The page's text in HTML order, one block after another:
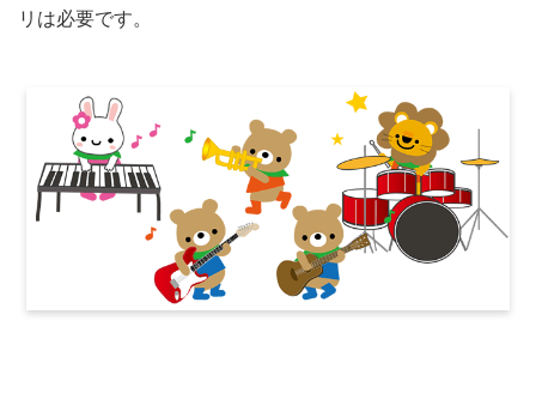
リは必要です。